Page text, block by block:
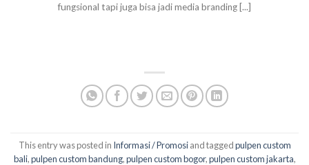
fungsional tapi juga bisa jadi media branding [...]
This entry was posted in Informasi / Promosiand taggedpulpen custom
bali,pulpen custom bandung,pulpen custom bogor,pulpen custom jakarta,